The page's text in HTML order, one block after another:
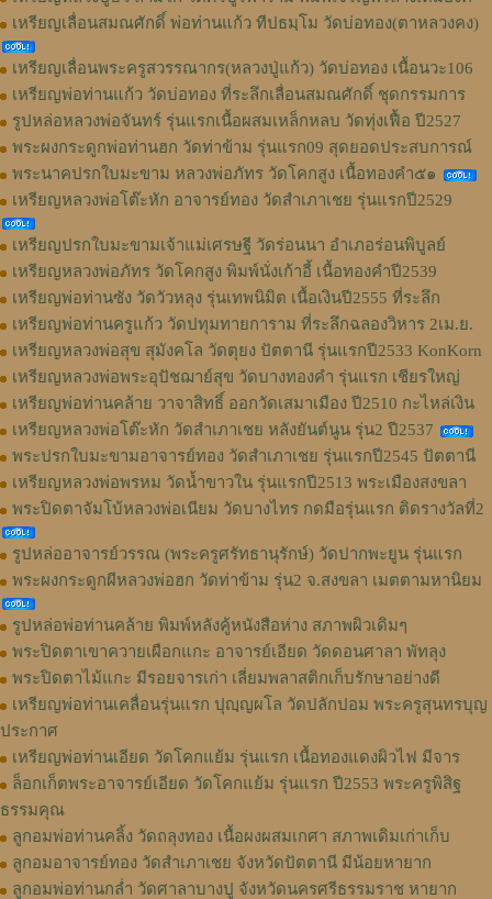
เหรียญเลื่อนสมณศักดิ์ พ่อท่านแก้ว ทีปธมฺโม วัดบ่อทอง(ตาหลวงคง)
เหรียญเลื่อนพระครูสวรรณากร(หลวงปู่แก้ว) วัดบ่อทอง เนื้อนวะ106
เหรียญพ่อท่านแก้ว วัดบ่อทอง ที่ระลึกเลื่อนสมณศักดิ์ ชุดกรรมการ
รูปหล่อหลวงพ่อจันทร์ รุ่นแรกเนื้อผสมเหล็กหลบ วัดทุ่งเฟื้อ ปี2527
พระผงกระดูกพ่อท่านฮก วัดท่าข้าม รุ่นแรก09 สุดยอดประสบการณ์
พระนาคปรกใบมะขาม หลวงพ่อภัทร วัดโคกสูง เนื้อทองคำ๕๑
เหรียญหลวงพ่อโต๊ะหัก อาจารย์ทอง วัดสำเภาเชย รุ่นแรกปี2529
เหรียญปรกใบมะขามเจ้าแม่เศรษฐี วัดร่อนนา อำเภอร่อนพิบูลย์
เหรียญหลวงพ่อภัทร วัดโคกสูง พิมพ์นั่งเก้าอี้ เนื้อทองคำปี2539
เหรียญพ่อท่านซัง วัดวัวหลุง รุ่นเทพนิมิต เนื้อเงินปี2555 ที่ระลึก
เหรียญพ่อท่านครูแก้ว วัดปทุมทายการาม ที่ระลึกฉลองวิหาร 2เม.ย.
เหรียญหลวงพ่อสุข สุมังคโล วัดตุยง ปัตตานี รุ่นแรกปี2533 KonKorn
เหรียญหลวงพ่อพระอุปัชฌาย์สุข วัดบางทองคำ รุ่นแรก เชียรใหญ่
เหรียญพ่อท่านคล้าย วาจาสิทธิ์ ออกวัดเสมาเมือง ปี2510 กะไหล่เงิน
เหรียญหลวงพ่อโต๊ะหัก วัดสำเภาเชย หลังยันต์นูน รุ่น2 ปี2537
พระปรกใบมะขามอาจารย์ทอง วัดสำเภาเชย รุ่นแรกปี2545 ปัตตานี
เหรียญหลวงพ่อพรหม วัดน้ำขาวใน รุ่นแรกปี2513 พระเมืองสงขลา
พระปิดตาจัมโบ้หลวงพ่อเนียม วัดบางไทร กดมือรุ่นแรก ติดรางวัลที่2
รูปหล่ออาจารย์วรรณ (พระครูศรัทธานุรักษ์) วัดปากพะยูน รุ่นแรก
พระผงกระดูกผีหลวงพ่อฮก วัดท่าข้าม รุ่น2 จ.สงขลา เมตตามหานิยม
รูปหล่อพ่อท่านคล้าย พิมพ์หลังคู้หนังสือห่าง สภาพผิวเดิมๆ
พระปิดตาเขาควายเผือกแกะ อาจารย์เอียด วัดดอนศาลา พัทลุง
พระปิดตาไม้แกะ มีรอยจารเก่า เลี่ยมพลาสติกเก็บรักษาอย่างดี
เหรียญพ่อท่านเคลื่อนรุ่นแรก ปุญฺญผโล วัดปลักปอม พระครูสุนทรบุญ
ประกาศ
เหรียญพ่อท่านเอียด วัดโคกแย้ม รุ่นแรก เนื้อทองแดงผิวไฟ มีจาร
ล็อกเก็ตพระอาจารย์เอียด วัดโคกแย้ม รุ่นแรก ปี2553 พระครูพิสิฐ
ธรรมคุณ
ลูกอมพ่อท่านคลิ้ง วัดถลุงทอง เนื้อผงผสมเกศา สภาพเดิมเก่าเก็บ
ลูกอมอาจารย์ทอง วัดสำเภาเชย จังหวัดปัตตานี มีน้อยหายาก
ลูกอมพ่อท่านกล่ำ วัดศาลาบางปู จังหวัดนครศรีธรรมราช หายาก